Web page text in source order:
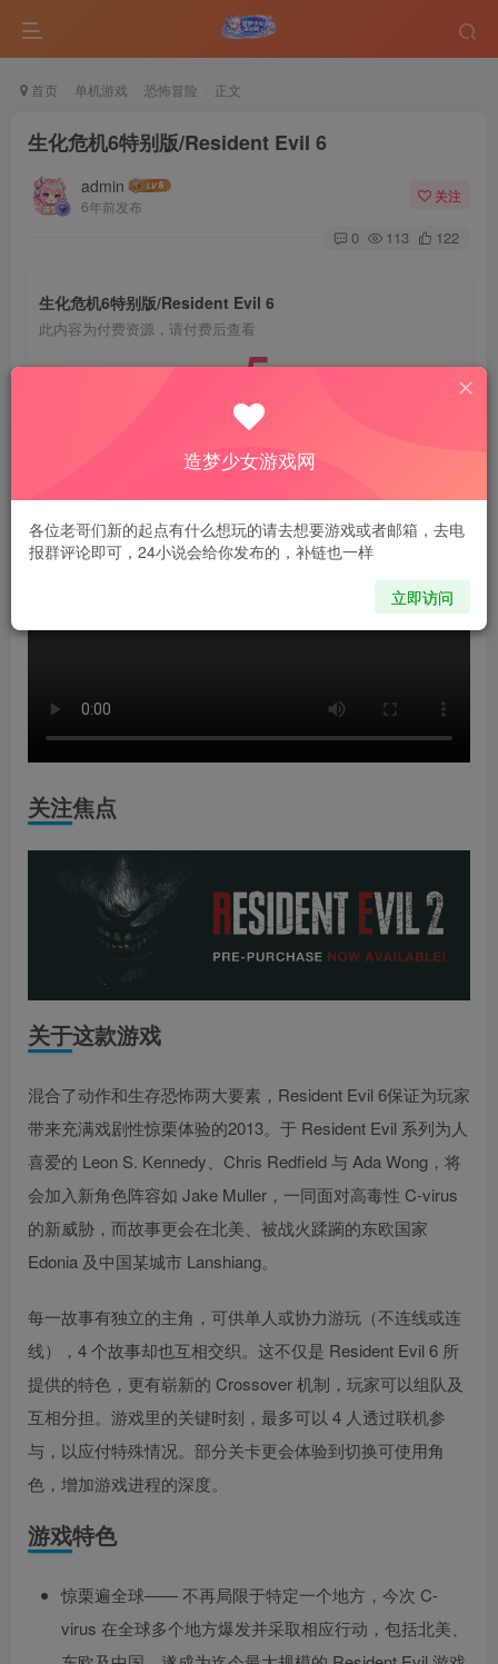
首页 单机游戏 恐怖冒险 正文
生化危机6特别版/Resident Evil 6
admin
6年前发布
关注
0 113 122
生化危机6特别版/Resident Evil 6
此内容为付费资源，请付费后查看
5
关注焦点
关于这款游戏
混合了动作和生存恐怖两大要素，Resident Evil 6保证为玩家
带来充满戏剧性惊栗体验的2013。于 Resident Evil 系列为人
喜爱的 Leon S. Kennedy、Chris Redfield 与 Ada Wong，将
会加入新角色阵容如 Jake Muller，一同面对高毒性 C-virus
的新威胁，而故事更会在北美、被战火蹂躏的东欧国家
Edonia 及中国某城市 Lanshiang。
每一故事有独立的主角，可供单人或协力游玩（不连线或连
线），4 个故事却也互相交织。这不仅是 Resident Evil 6 所
提供的特色，更有崭新的 Crossover 机制，玩家可以组队及
互相分担。游戏里的关键时刻，最多可以 4 人透过联机参
与，以应付特殊情况。部分关卡更会体验到切换可使用角
色，增加游戏进程的深度。
游戏特色
惊栗遍全球—— 不再局限于特定一个地方，今次 C-
virus 在全球多个地方爆发并采取相应行动，包括北美、
造梦少女游戏网
各位老哥们新的起点有什么想玩的请去想要游戏或者邮箱，去电
报群评论即可，24小说会给你发布的，补链也一样
立即访问